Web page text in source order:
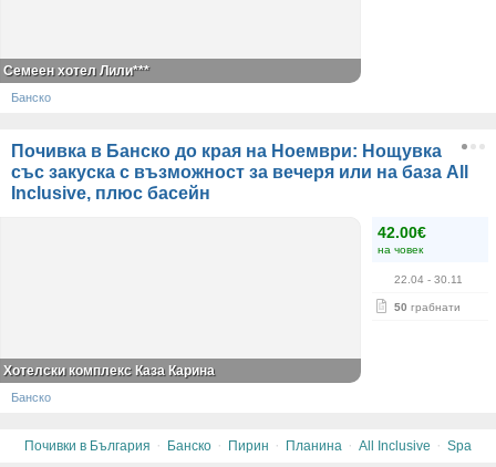
Семеен хотел Лили***
Банско
Почивка в Банско до края на Ноември: Нощувка
със закуска с възможност за вечеря или на база All
Inclusive, плюс басейн
42.00€
на човек
22.04 - 30.11
50 грабнати
Хотелски комплекс Каза Карина
Банско
Почивки в България · Банско · Пирин · Планина · All Inclusive · Spa